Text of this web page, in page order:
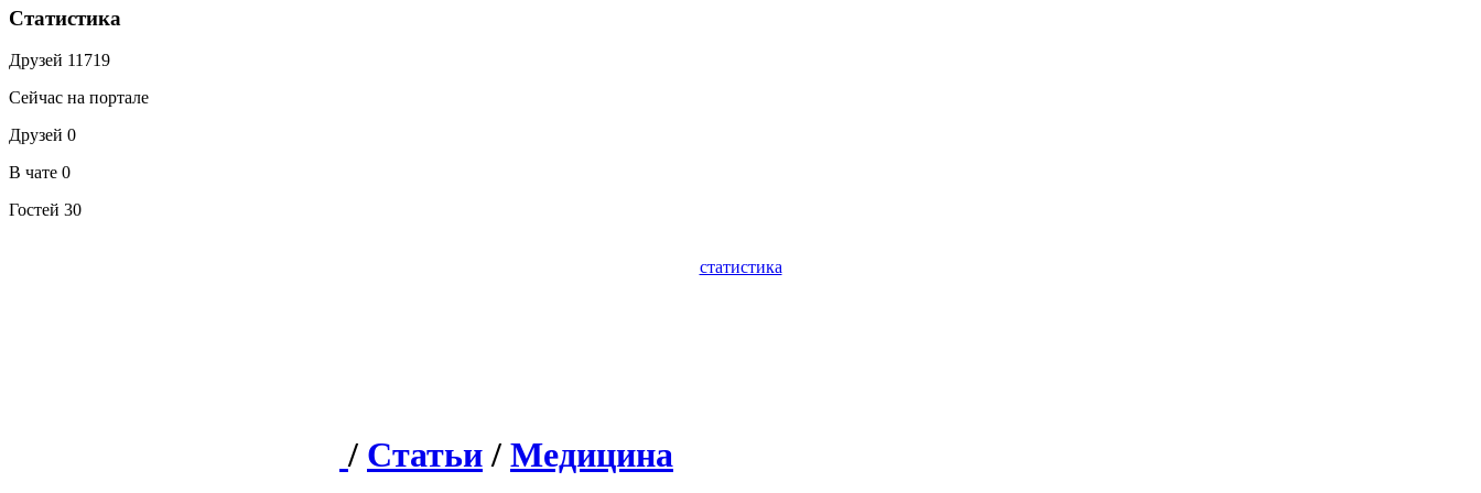
Статистика
Друзей 11719
Сейчас на портале
Друзей 0
В чате 0
Гостей 30
статистика
/ Статьи / Медицина